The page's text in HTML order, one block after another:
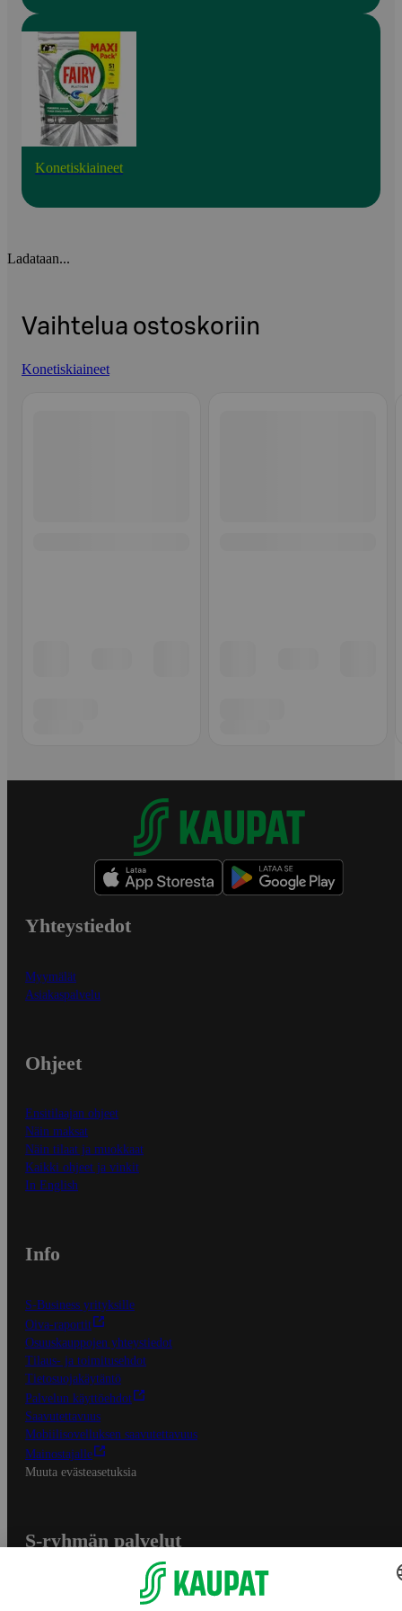
Konetiskiaineet
Ladataan...
Vaihtelua ostoskoriin
Konetiskiaineet
Yhteystiedot
Myymälät
Asiakaspalvelu
Ohjeet
Ensitilaajan ohjeet
Näin maksat
Näin tilaat ja muokkaat
Kaikki ohjeet ja vinkit
In English
Info
S-Business yrityksille
Oiva-raportit
Osuuskauppojen yhteystiedot
Tilaus- ja toimitusehdot
Tietosuojakäytäntö
Palvelun käyttöehdot
Saavutettavuus
Mobiilisovelluksen saavutettavuus
Mainostajalle
Muuta evästeasetuksia
S-ryhmän palvelut